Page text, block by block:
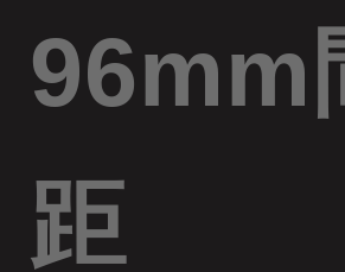
96mm
距